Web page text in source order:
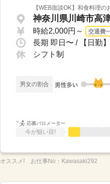
【WEB面談OK】和食料理
神奈川県川崎市高
時給2,000円～ 交通費
シフト制
男女の割合
応募バロメーター
今が狙い目!
オススメ! お仕事No： Kawasaki292